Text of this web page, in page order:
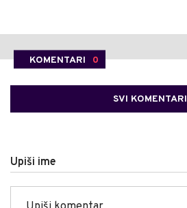
KOMENTARI 0
SVI KOMENTARI
Upiši ime